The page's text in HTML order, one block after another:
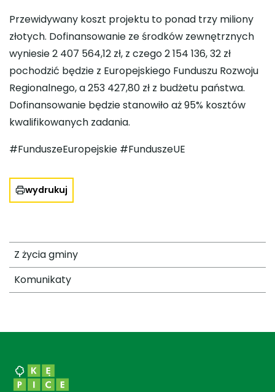
Przewidywany koszt projektu to ponad trzy miliony
złotych. Dofinansowanie ze środków zewnętrznych
wyniesie 2 407 564,12 zł, z czego 2 154 136, 32 zł
pochodzić będzie z Europejskiego Funduszu Rozwoju
Regionalnego, a 253 427,80 zł z budżetu państwa.
Dofinansowanie będzie stanowiło aż 95% kosztów
kwalifikowanych zadania.
#FunduszeEuropejskie #FunduszeUE
wydrukuj
Z życia gminy
Komunikaty